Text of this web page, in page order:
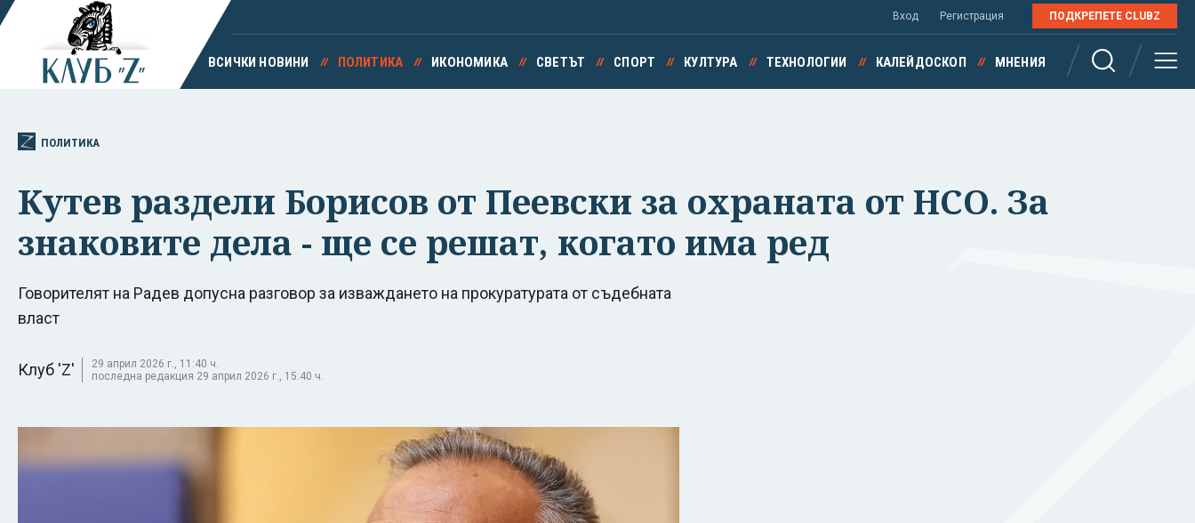
Вход Регистрация ПОДКРЕПЕТЕ CLUBZ
ВСИЧКИ НОВИНИ ПОЛИТИКА ИКОНОМИКА СВЕТЪТ СПОРТ КУЛТУРА ТЕХНОЛОГИИ КАЛЕЙДОСКОП МНЕНИЯ
ПОЛИТИКА
Кутев раздели Борисов от Пеевски за охраната от НСО. За
знаковите дела - ще се решат, когато има ред
Говорителят на Радев допусна разговор за изваждането на прокуратурата от съдебната
власт
Клуб 'Z'
29 април 2026 г., 11:40 ч.
последна редакция 29 април 2026 г., 15:40 ч.